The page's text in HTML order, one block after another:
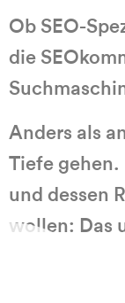
Ob SEO-
die
Anders als
Tiefe
und dessen
wollen: Das